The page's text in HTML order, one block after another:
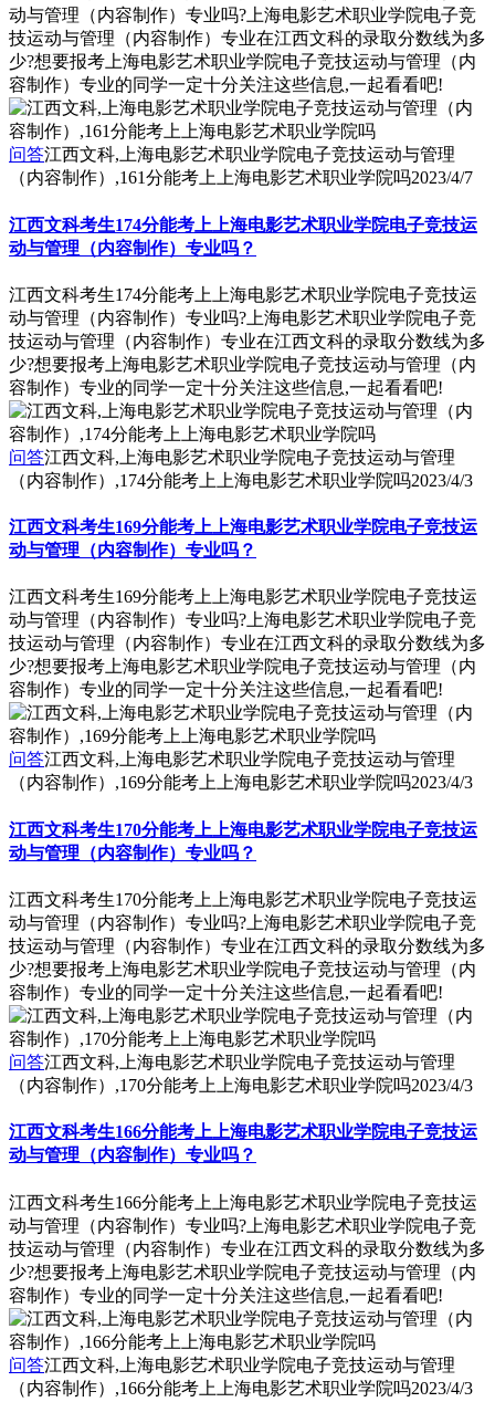
动与管理（内容制作）专业吗?上海电影艺术职业学院电子竞
技运动与管理（内容制作）专业在江西文科的录取分数线为多
少?想要报考上海电影艺术职业学院电子竞技运动与管理（内
容制作）专业的同学一定十分关注这些信息,一起看看吧!
问答江西文科,上海电影艺术职业学院电子竞技运动与管理
（内容制作）,161分能考上上海电影艺术职业学院吗2023/4/7
江西文科考生174分能考上上海电影艺术职业学院电子竞技运
动与管理（内容制作）专业吗？
江西文科考生174分能考上上海电影艺术职业学院电子竞技运
动与管理（内容制作）专业吗?上海电影艺术职业学院电子竞
技运动与管理（内容制作）专业在江西文科的录取分数线为多
少?想要报考上海电影艺术职业学院电子竞技运动与管理（内
容制作）专业的同学一定十分关注这些信息,一起看看吧!
问答江西文科,上海电影艺术职业学院电子竞技运动与管理
（内容制作）,174分能考上上海电影艺术职业学院吗2023/4/3
江西文科考生169分能考上上海电影艺术职业学院电子竞技运
动与管理（内容制作）专业吗？
江西文科考生169分能考上上海电影艺术职业学院电子竞技运
动与管理（内容制作）专业吗?上海电影艺术职业学院电子竞
技运动与管理（内容制作）专业在江西文科的录取分数线为多
少?想要报考上海电影艺术职业学院电子竞技运动与管理（内
容制作）专业的同学一定十分关注这些信息,一起看看吧!
问答江西文科,上海电影艺术职业学院电子竞技运动与管理
（内容制作）,169分能考上上海电影艺术职业学院吗2023/4/3
江西文科考生170分能考上上海电影艺术职业学院电子竞技运
动与管理（内容制作）专业吗？
江西文科考生170分能考上上海电影艺术职业学院电子竞技运
动与管理（内容制作）专业吗?上海电影艺术职业学院电子竞
技运动与管理（内容制作）专业在江西文科的录取分数线为多
少?想要报考上海电影艺术职业学院电子竞技运动与管理（内
容制作）专业的同学一定十分关注这些信息,一起看看吧!
问答江西文科,上海电影艺术职业学院电子竞技运动与管理
（内容制作）,170分能考上上海电影艺术职业学院吗2023/4/3
江西文科考生166分能考上上海电影艺术职业学院电子竞技运
动与管理（内容制作）专业吗？
江西文科考生166分能考上上海电影艺术职业学院电子竞技运
动与管理（内容制作）专业吗?上海电影艺术职业学院电子竞
技运动与管理（内容制作）专业在江西文科的录取分数线为多
少?想要报考上海电影艺术职业学院电子竞技运动与管理（内
容制作）专业的同学一定十分关注这些信息,一起看看吧!
问答江西文科,上海电影艺术职业学院电子竞技运动与管理
（内容制作）,166分能考上上海电影艺术职业学院吗2023/4/3